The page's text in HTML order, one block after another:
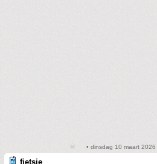
• dinsdag 10 maart 2026
fietsie